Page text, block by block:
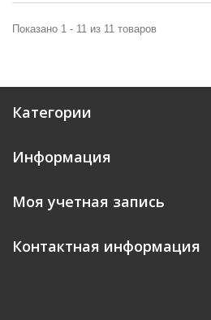
Показано 1 - 11 из 11 товаров
Категории
Информация
Моя учетная запись
Контактная информация